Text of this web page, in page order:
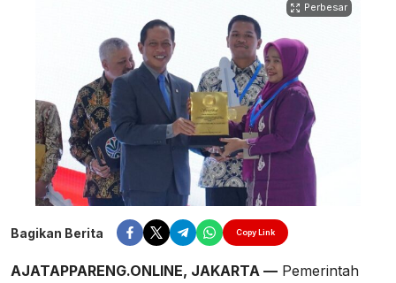
Perbesar
Bagikan Berita Copy Link
AJATAPPARENG.ONLINE, JAKARTA — Pemerintah